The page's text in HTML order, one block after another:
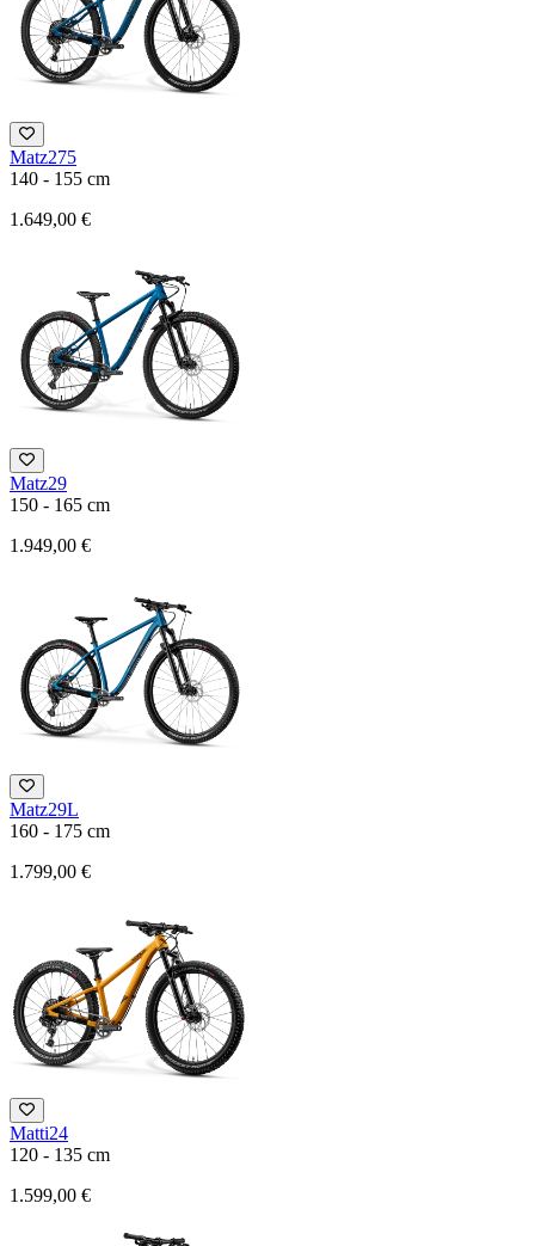
Matz275
140 - 155 cm
1.649,00 €
Matz29
150 - 165 cm
1.949,00 €
Matz29L
160 - 175 cm
1.799,00 €
Matti24
120 - 135 cm
1.599,00 €